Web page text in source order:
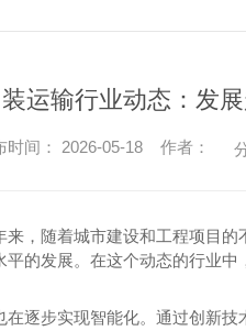
运输行业动态：发
间： 2026-05-18 作者：
，随着城市建设和工程项目
的发展。在这个动态的行业
逐步实现智能化。通过创新